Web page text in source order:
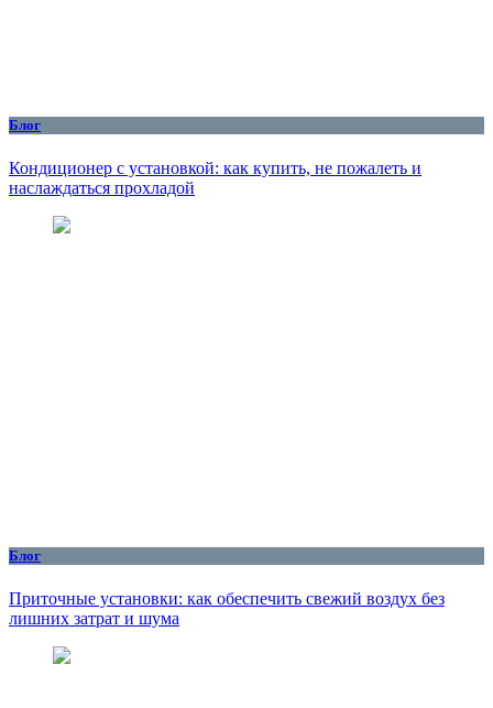
Блог
Кондиционер с установкой: как купить, не пожалеть и
наслаждаться прохладой
Блог
Приточные установки: как обеспечить свежий воздух без
лишних затрат и шума